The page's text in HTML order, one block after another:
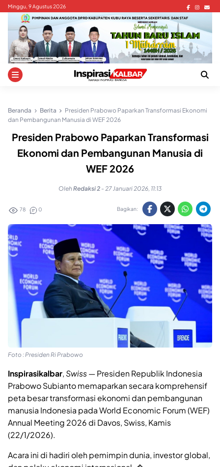
Skip
content
Minggu, 9 Agustus 2026
Beranda Berita
Presiden Prabowo Paparkan Transformasi Ekonomi
dan Pembangunan Manusia di WEF 2026
Presiden Prabowo Paparkan Transformasi
Ekonomi dan Pembangunan Manusia di
WEF 2026
OlehRedaksi 2 - 27 Januari 2026, 11:13
78 0 Bagikan:
Foto : Presiden Ri Prabowo
Inspirasikalbar,Swiss— Presiden Republik Indonesia
Prabowo Subianto memaparkan secara komprehensif
peta besar transformasi ekonomi dan pembangunan
manusia Indonesia pada World Economic Forum (WEF)
Annual Meeting 2026 di Davos, Swiss, Kamis
(22/1/2026).
Acara ini di hadiri oleh pemimpin dunia, investor global,